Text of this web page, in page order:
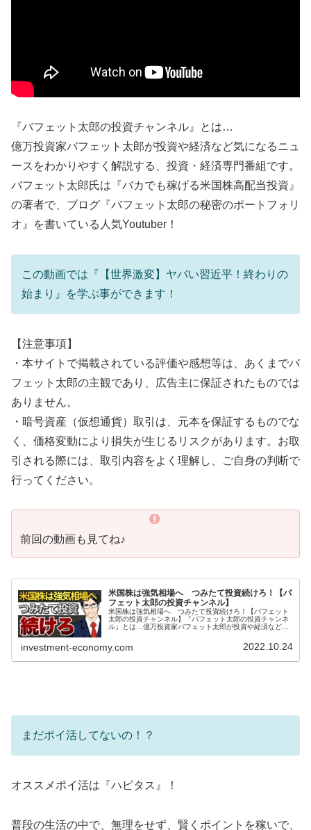
『バフェット太郎の投資チャンネル』とは…
億万投資家バフェット太郎が投資や経済など気になるニュ
ースをわかりやすく解説する、投資・経済専門番組です。
バフェット太郎氏は『バカでも稼げる米国株高配当投資』
の著者で、ブログ『バフェット太郎の秘密のポートフォリ
オ』を書いている人気Youtuber！
この動画では『【世界激変】ヤバい習近平！終わりの
始まり』を学ぶ事ができます！
【注意事項】
・本サイトで掲載されている評価や感想等は、あくまでバ
フェット太郎の主観であり、広告主に保証されたものでは
ありません。
・暗号資産（仮想通貨）取引は、元本を保証するものでな
く、価格変動により損失が生じるリスクがあります。お取
引される際には、取引内容をよく理解し、ご自身の判断で
行ってください。
前回の動画も見てね♪
米国株は強気相場へ つみたて投資続けろ！【バ
フェット太郎の投資チャンネル】
米国株は強気相場へ つみたて投資続けろ！【バフェット
太郎の投資チャンネル】『バフェット太郎の投資チャンネ
ル』とは…億万投資家バフェット太郎が投資や経済など気
investment-economy.com 2022.10.24
まだポイ活してないの！？
オススメポイ活は『ハピタス』！
普段の生活の中で、無理をせず、賢くポイントを稼いで、